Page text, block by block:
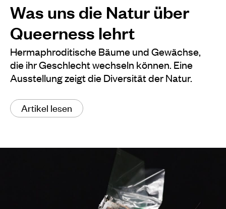
Was uns die Natur über
Queerness lehrt
Hermaphroditische Bäume und Gewächse,
die ihr Geschlecht wechseln können. Eine
Ausstellung zeigt die Diversität der Natur.
Artikel lesen